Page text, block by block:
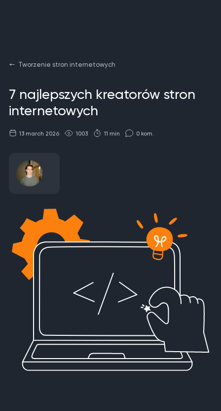
Tworzenie stron internetowych
7 najlepszych kreatorów stron
internetowych
13 march 2026 1003 11 min 0 kom.